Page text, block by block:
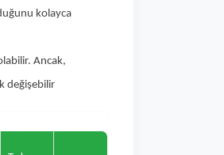
kolayca
Ancak,
değişebilir